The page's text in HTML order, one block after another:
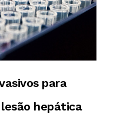
para
hepática